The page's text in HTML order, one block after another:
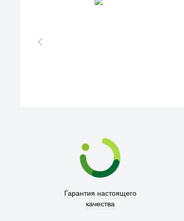
Гарантия настоящего
качества